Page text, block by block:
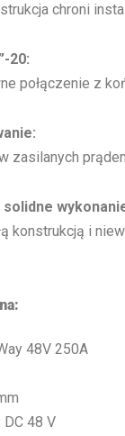
chroni
20:
połączenie z
zasilanych
konstrukcją i
48V 250A
DC 48 V